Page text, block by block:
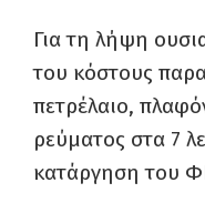
Για τη λήψη
του κόστους
πετρέλαιο,
ρεύματος στα 7
κατάργηση του